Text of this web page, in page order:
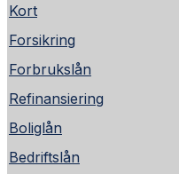
Kort
Forsikring
Forbrukslån
Refinansiering
Boliglån
Bedriftslån